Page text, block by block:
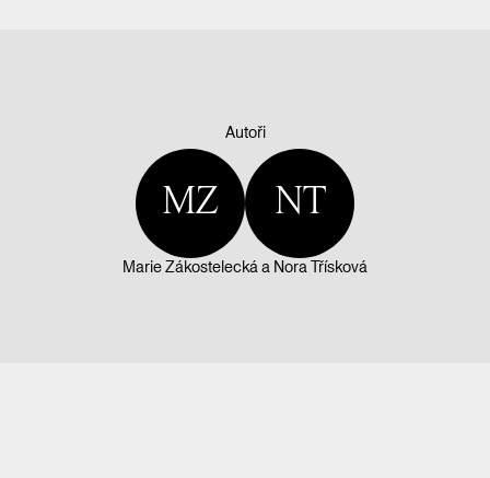
Autoři
MZ NT
Marie Zákosteleckáa Nora Třísková